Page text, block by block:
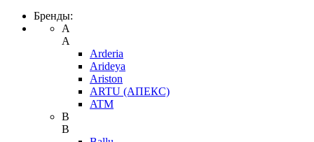
Бренды:
A
A
Arderia
Arideya
Ariston
ARTU (АПЕКС)
ATM
B
B